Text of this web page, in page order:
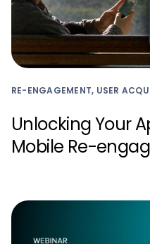
RE-ENGAGEMENT, USER
Unlocking Your
Mobile Re-